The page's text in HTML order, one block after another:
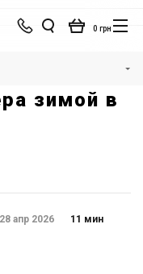
0 грн
зимой в
апр 2026
11 мин